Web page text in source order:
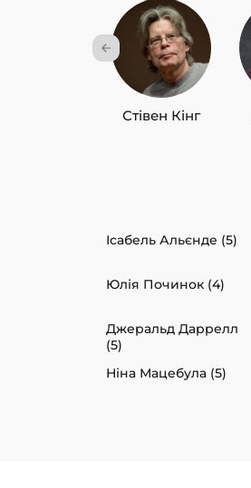
Стівен Кінг
Ісабель Альєнде (5)
Юлія Починок (4)
Джеральд Даррелл
(5)
Ніна Мацебула (5)